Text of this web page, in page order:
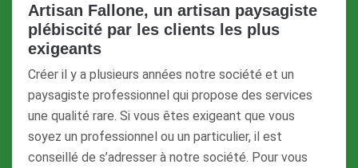
Artisan Fallone, un artisan paysagiste
plébiscité par les clients les plus
exigeants
Créer il y a plusieurs années notre société et un
paysagiste professionnel qui propose des services
une qualité rare. Si vous êtes exigeant que vous
soyez un professionnel ou un particulier, il est
conseillé de s’adresser à notre société. Pour vous